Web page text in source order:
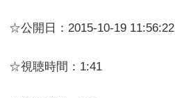
☆公開日：2015-10-19 11:56:22
☆視聴時間：1:41